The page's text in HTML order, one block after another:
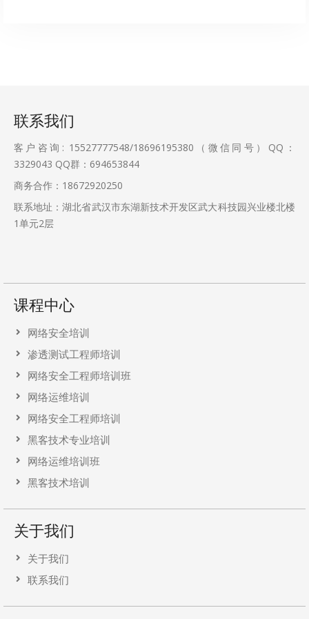
联系我们
客户咨询: 15527777548/18696195380（微信同号）QQ：
3329043 QQ群：694653844
商务合作：18672920250
联系地址：湖北省武汉市东湖新技术开发区武大科技园兴业楼北楼
1单元2层
课程中心
网络安全培训
渗透测试工程师培训
网络安全工程师培训班
网络运维培训
网络安全工程师培训
黑客技术专业培训
网络运维培训班
黑客技术培训
关于我们
关于我们
联系我们